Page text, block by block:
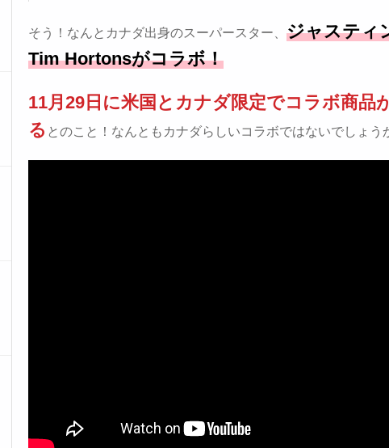
そう！なんとカナダ出身のスーパースター、 ジャスティ
Tim Hortonsがコラボ！
11月29日に米国とカナダ限定でコラボ商品
る とのこと！なんともカナダらしいコラボではないでしょう